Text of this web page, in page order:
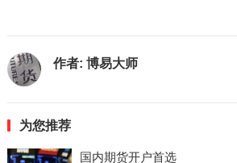
作者: 博易大师
为您推荐
国内期货开户首选